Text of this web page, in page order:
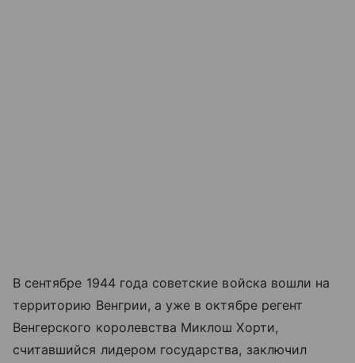
В сентябре 1944 года советские войска вошли на
территорию Венгрии, а уже в октябре регент
Венгерского королевства Миклош Хорти,
считавшийся лидером государства, заключил